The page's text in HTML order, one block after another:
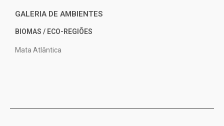
GALERIA DE AMBIENTES
BIOMAS / ECO-REGIÕES
Mata Atlântica